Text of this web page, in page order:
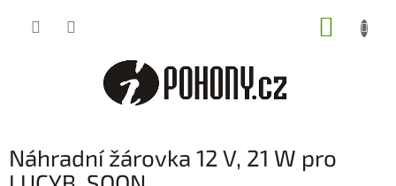
Náhradní žárovka 12 V, 21 W pro